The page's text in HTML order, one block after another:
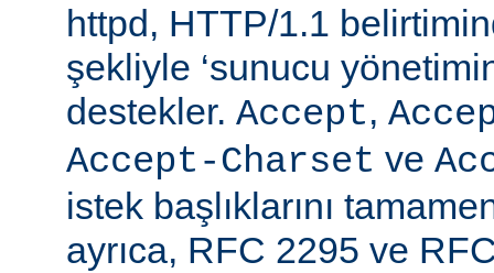
httpd, HTTP/1.1
şekliyle ‘sunucu
destekler. Accept,
Accept-Charset ve
istek başlıklarını
ayrıca, RFC 2295 ve